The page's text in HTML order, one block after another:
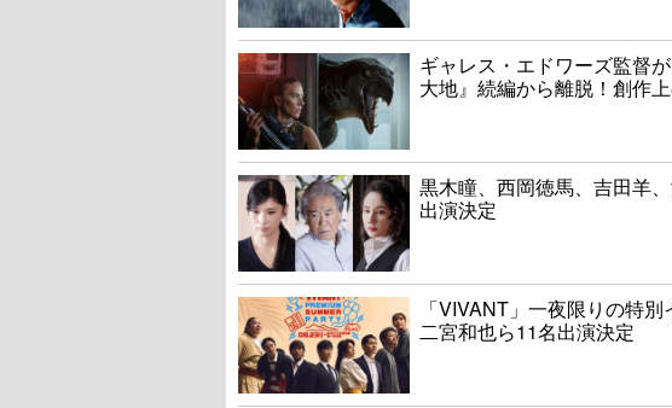
ギャレス・エドワーズ監督
大地』続編から離脱！創作
黒木瞳、西岡徳馬、吉田羊
出演決定
「VIVANT」一夜限りの特
二宮和也ら11名出演決定